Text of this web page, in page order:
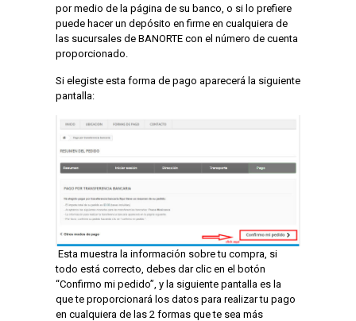
por medio de la página de su banco, o si lo prefiere
puede hacer un depósito en firme en cualquiera de
las sucursales de BANORTE con el número de cuenta
proporcionado.
Si elegiste esta forma de pago aparecerá la siguiente
pantalla:
Esta muestra la información sobre tu compra, si
todo está correcto, debes dar clic en el botón
“Confirmo mi pedido”, y la siguiente pantalla es la
que te proporcionará los datos para realizar tu pago
en cualquiera de las 2 formas que te sea más